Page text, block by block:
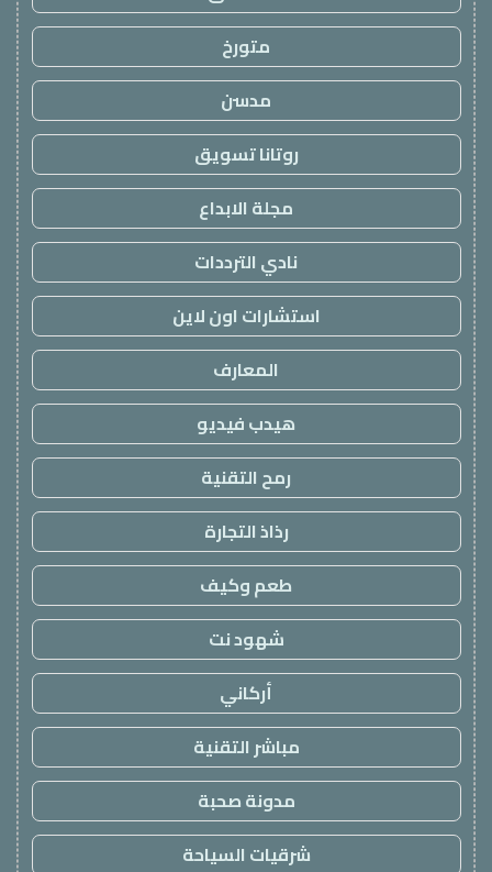
متورخ
مدسن
روتانا تسويق
مجلة الابداع
نادي الترددات
استشارات اون لاين
المعارف
هيدب فيديو
رمح التقنية
رذاذ التجارة
طعم وكيف
شهود نت
أركاني
مباشر التقنية
مدونة صحبة
شرقيات السياحة